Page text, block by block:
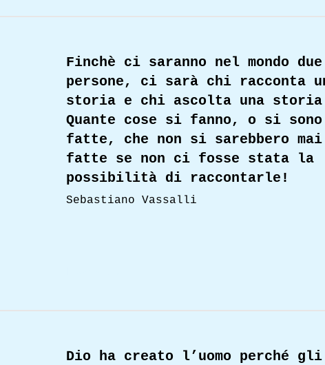
Finchè ci saranno nel mondo due
persone, ci sarà chi racconta
storia e chi ascolta una
Quante cose si fanno, o si sono
fatte, che non si sarebbero mai
fatte se non ci fosse stata la
possibilità di raccontarle!
Sebastiano Vassalli
Dio ha creato l’uomo perché gli